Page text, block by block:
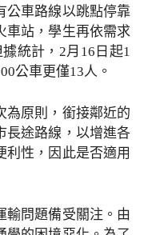
公車路線以跳點停靠
車站，學生再依需求
統計，2月16日起1
公車更僅13人。
為原則，銜接鄰近的
長途路線，以增進各
利性，因此是否適用
輸問題備受關注。由